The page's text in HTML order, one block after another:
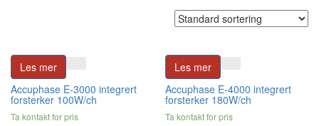
Les mer
Accuphase E-3000 integrert
forsterker 100W/ch
Ta kontakt for pris
Les mer
Accuphase E-4000 integrert
forsterker 180W/ch
Ta kontakt for pris